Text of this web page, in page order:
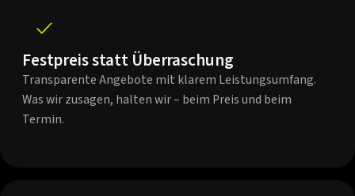
Festpreis statt Überraschung
Transparente Angebote mit klarem Leistungsumfang.
Was wir zusagen, halten wir – beim Preis und beim
Termin.